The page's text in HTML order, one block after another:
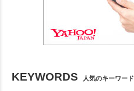
KEYWORDS 人気のキーワード